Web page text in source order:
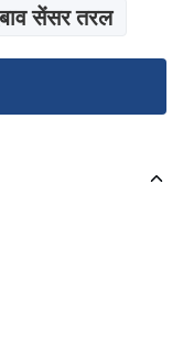
सेंसर तरल